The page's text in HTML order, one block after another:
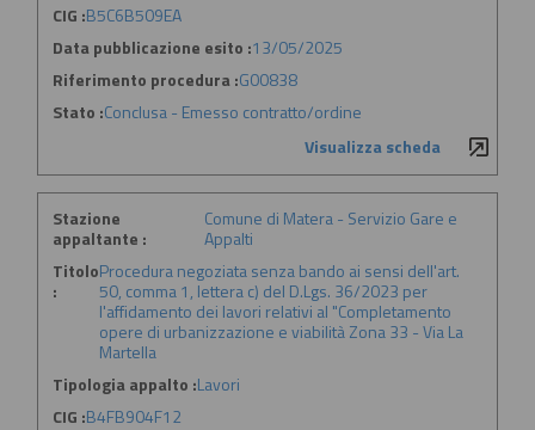
CIG :B5C6B509EA
Data pubblicazione esito :13/05/2025
Riferimento procedura :G00838
Stato :Conclusa - Emesso contratto/ordine
Visualizza scheda
Stazione
appaltante :
Comune di Matera - Servizio Gare e
Appalti
Titolo
:
Procedura negoziata senza bando ai sensi dell'art.
50, comma 1, lettera c) del D.Lgs. 36/2023 per
l'affidamento dei lavori relativi al "Completamento
opere di urbanizzazione e viabilità Zona 33 - Via La
Martella
Tipologia appalto :Lavori
CIG :B4FB904F12